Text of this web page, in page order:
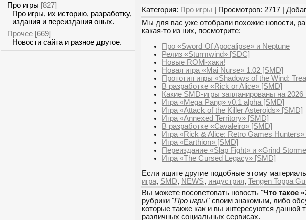
Про игры [827]
Про игры, их историю, разработку,
издания и переиздания оных.
Прочее [669]
Новости сайта и разное другое.
Категория: Про игры | Просмотров: 2717 |
Мы для вас уже отобрали похожие новости,
какая-то из них, посмотрите:
Про «Sword Of Apocalipse» и Neptune
Релиз «Sturmwind» [SDC]
Новые ROM-хаки!
Новая игра «Mai Nurse» 1.02 [SMD]
Прототип игры «Shadows of the Wind:
В разработке «Rick or Alice» [SMD]
Какие SMD-игры запланированы на 2026
Игра «Mega Pang» v0.1 alpha [SMD]
Игра «Attack of the Killer Asteroids» [SMD]
Игра «Annexed Territory» [SMD]
В разработке «Cavaleiro» [SMD]
Игра «Rick & Alice: Retro Games Hunters»
Игра «Earthion» [SMD]
Переиздание «Slap Fight» и «Grind
Игра «The Cursed Legacy» [SMD]
Если ищите другие подобные этому
игра, SMD, NEWS, индустрия, Tengen Toppa
Вы можете посоветовать новость "Что такое
рубрики "Про игры" своим знакомым, либо
которые также как и вы интересуются
различных социальных сервисах.